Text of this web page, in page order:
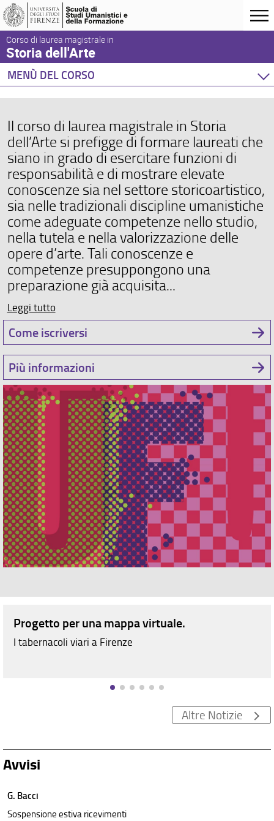
Corso di laurea magistrale in
Storia dell'Arte
MENÙ DEL CORSO
Home
Didattica
Docenti
Orario e calendari
Il corso di laurea magistrale in Storia
dell’Arte si prefigge di formare laureati che
siano in grado di esercitare funzioni di
responsabilità e di mostrare elevate
conoscenze sia nel settore storicoartistico,
sia nelle tradizionali discipline umanistiche
come adeguate competenze nello studio,
nella tutela e nella valorizzazione delle
opere d’arte. Tali conoscenze e
competenze presuppongono una
preparazione già acquisita...
Leggi tutto
Come iscriversi
Più informazioni
Progetto per una mappa virtuale.
I tabernacoli viari a Firenze
Altre Notizie
Avvisi
G. Bacci
Sospensione estiva ricevimenti